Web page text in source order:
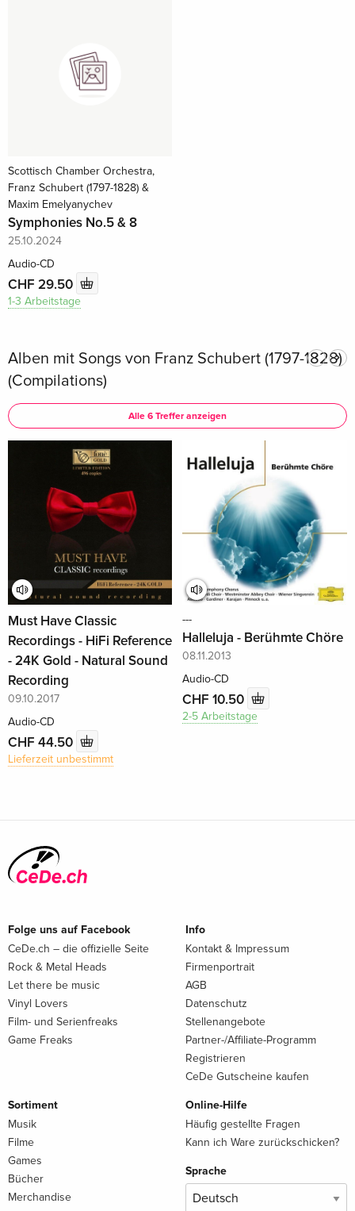
Scottisch Chamber Orchestra,
Franz Schubert (1797-1828) &
Maxim Emelyanychev
Symphonies No.5 & 8
25.10.2024
Audio-CD
CHF 29.50
1-3 Arbeitstage
Alben mit Songs von Franz Schubert (1797-1828)
(Compilations)
Alle 6 Treffer anzeigen
Must Have Classic
Recordings - HiFi Reference
- 24K Gold - Natural Sound
Recording
09.10.2017
Audio-CD
CHF 44.50
Lieferzeit unbestimmt
---
Halleluja - Berühmte Chöre
08.11.2013
Audio-CD
CHF 10.50
2-5 Arbeitstage
Folge uns auf Facebook
CeDe.ch – die offizielle Seite
Rock & Metal Heads
Let there be music
Vinyl Lovers
Film- und Serienfreaks
Game Freaks
Info
Kontakt & Impressum
Firmenportrait
AGB
Datenschutz
Stellenangebote
Partner-/Affiliate-Programm
Registrieren
CeDe Gutscheine kaufen
Sortiment
Musik
Filme
Games
Bücher
Merchandise
Online-Hilfe
Häufig gestellte Fragen
Kann ich Ware zurückschicken?
Sprache